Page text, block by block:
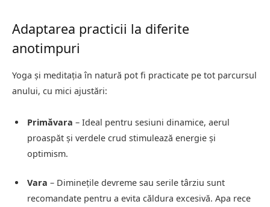
Adaptarea practicii la diferite
anotimpuri
Yoga și meditația în natură pot fi practicate pe tot parcursul
anului, cu mici ajustări:
Primăvara – Ideal pentru sesiuni dinamice, aerul
proaspăt și verdele crud stimulează energie și
optimism.
Vara – Diminețile devreme sau serile târziu sunt
recomandate pentru a evita căldura excesivă. Apa rece